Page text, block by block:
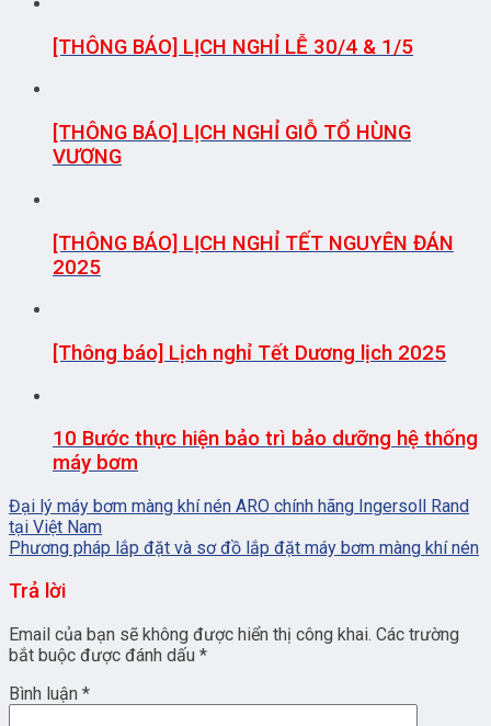
[THÔNG BÁO] LỊCH NGHỈ LỄ 30/4 & 1/5
[THÔNG BÁO] LỊCH NGHỈ GIỖ TỔ HÙNG
VƯƠNG
[THÔNG BÁO] LỊCH NGHỈ TẾT NGUYÊN ĐÁN
2025
[Thông báo] Lịch nghỉ Tết Dương lịch 2025
10 Bước thực hiện bảo trì bảo dưỡng hệ thống
máy bơm
Đại lý máy bơm màng khí nén ARO chính hãng Ingersoll Rand
tại Việt Nam
Phương pháp lắp đặt và sơ đồ lắp đặt máy bơm màng khí nén
Trả lời
Email của bạn sẽ không được hiển thị công khai. Các trường
bắt buộc được đánh dấu *
Bình luận *